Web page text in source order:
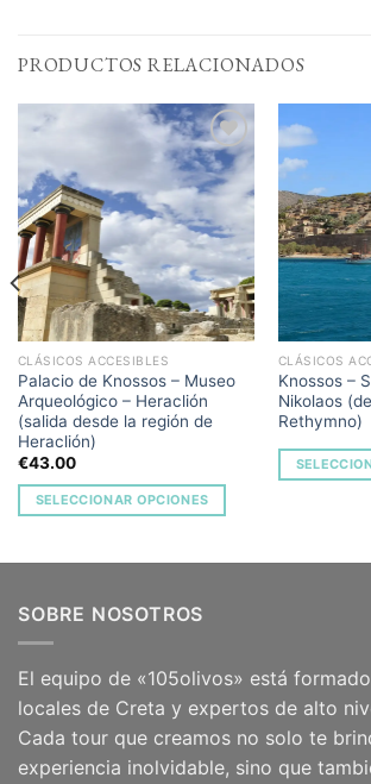
PRODUCTOS RELACIONADOS
Add to
Wishlist
CLÁSICOS ACCESIBLES
Palacio de Knossos – Museo
Arqueológico – Heraclión
(salida desde la región de
Heraclión)
€43.00
SELECCIONAR OPCIONES
CLÁSICOS
Knossos –
Nikolaos
Rethymno)
SOBRE NOSOTROS
El equipo de «105olivos» está
locales de Creta y expertos de alto
Cada tour que creamos no solo te
experiencia inolvidable, sino que